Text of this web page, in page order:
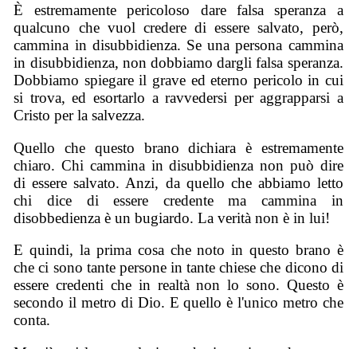
È estremamente pericoloso dare falsa speranza a
qualcuno che vuol credere di essere salvato, però,
cammina in disubbidienza. Se una persona cammina
in disubbidienza, non dobbiamo dargli falsa speranza.
Dobbiamo spiegare il grave ed eterno pericolo in cui
si trova, ed esortarlo a ravvedersi per aggrapparsi a
Cristo per la salvezza.
Quello che questo brano dichiara è estremamente
chiaro. Chi cammina in disubbidienza non può dire
di essere salvato. Anzi, da quello che abbiamo letto
chi dice di essere credente ma cammina in
disobbedienza è un bugiardo. La verità non è in lui!
E quindi, la prima cosa che noto in questo brano è
che ci sono tante persone in tante chiese che dicono di
essere credenti che in realtà non lo sono. Questo è
secondo il metro di Dio. E quello è l'unico metro che
conta.